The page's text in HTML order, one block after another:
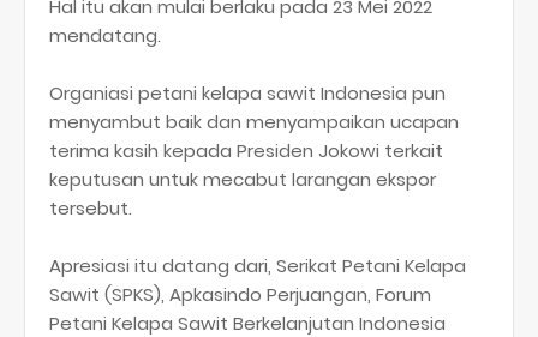
Hal itu akan mulai berlaku pada 23 Mei 2022
mendatang.
Organiasi petani kelapa sawit Indonesia pun
menyambut baik dan menyampaikan ucapan
terima kasih kepada Presiden Jokowi terkait
keputusan untuk mecabut larangan ekspor
tersebut.
Apresiasi itu datang dari, Serikat Petani Kelapa
Sawit (SPKS), Apkasindo Perjuangan, Forum
Petani Kelapa Sawit Berkelanjutan Indonesia